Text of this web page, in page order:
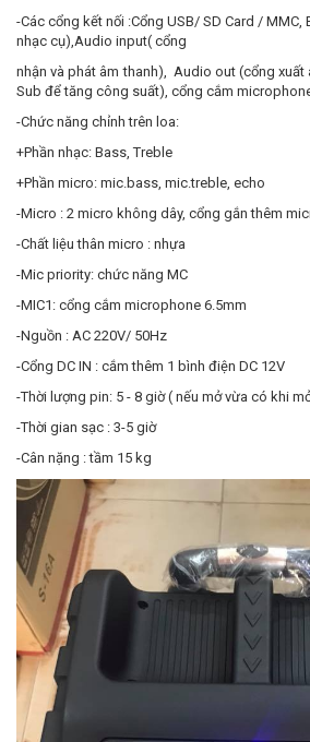
-Các cổng kết nối :Cổng USB/ SD Card / MMC,
nhạc cụ),Audio input( cổng
nhận và phát âm thanh), Audio out (cổng xuất
Sub để tăng công suất), cổng cắm
-Chức năng chỉnh trên loa:
+Phần nhạc: Bass, Treble
+Phần micro: mic.bass, mic.treble, echo
-Micro : 2 micro không dây, cổng gắn thêm
-Chất liệu thân micro : nhựa
-Mic priority: chức năng MC
-MIC1: cổng cắm microphone 6.5mm
-Nguồn : AC 220V/ 50Hz
-Cổng DC IN : cắm thêm 1 bình điện DC 12V
-Thời lượng pin: 5 - 8 giờ ( nếu mở vừa có khi
-Thời gian sạc : 3-5 giờ
-Cân nặng : tầm 15 kg